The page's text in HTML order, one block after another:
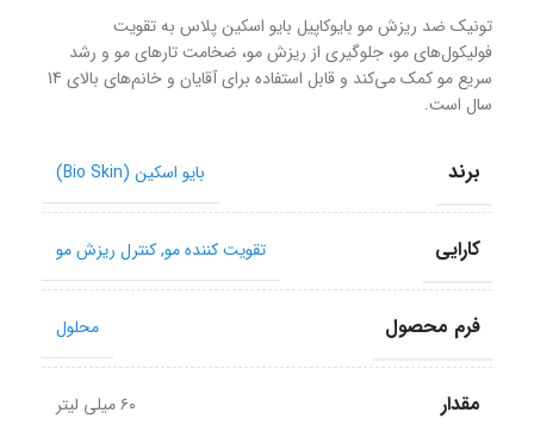
تونیک ضد ریزش مو بایوکاپیل بایو اسکین پلاس به تقویت
فولیکول‌های مو، جلوگیری از ریزش مو، ضخامت تارهای مو و رشد
سریع مو کمک می‌کند و قابل استفاده برای آقایان و خانم‌های بالای 14
سال است.
برند بایو اسکین (Bio Skin)
کارایی تقویت کننده مو,کنترل ریزش مو
فرم محصول محلول
مقدار ۶۰ میلی لیتر